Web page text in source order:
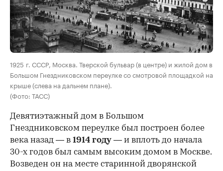
00:00 / 00:00
1925 г. СССР, Москва. Тверской бульвар (в центре) и жилой дом в
Большом Гнездниковском переулке со смотровой площадкой на
крыше (слева на дальнем плане).
(Фото: ТАСС)
Девятиэтажный дом в Большом
Гнездниковском переулке был построен более
века назад — в 1914 году — и вплоть до начала
30-х годов был самым высоким домом в Москве.
Возведен он на месте старинной дворянской